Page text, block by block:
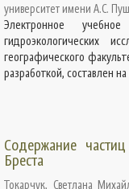
университет имени А.С.
Электронное
гидроэкологических
географического
разработкой, составлен
Содержание
Бреста
Токарчук, Светлана